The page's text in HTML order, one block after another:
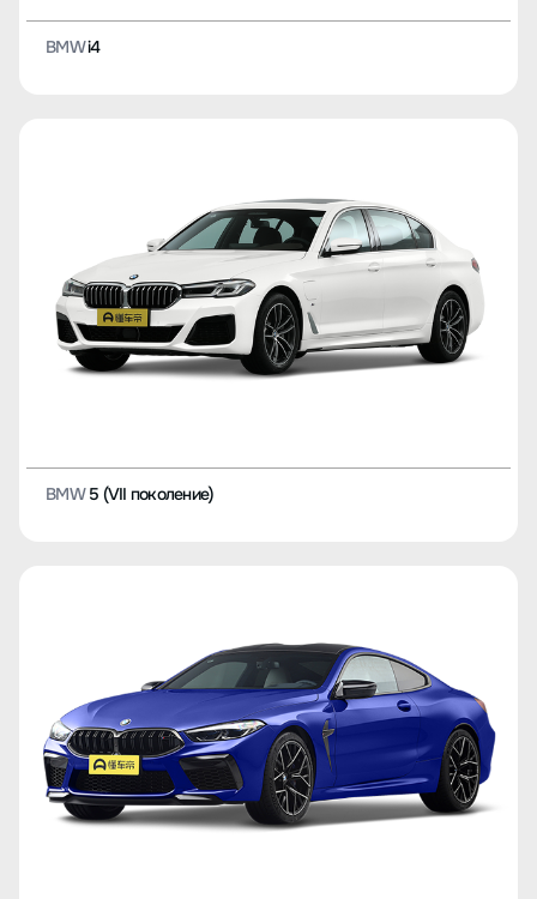
BMWi4
BMW5 (VII поколение)